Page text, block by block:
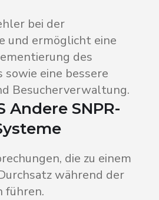
bei der
und ermöglicht eine
des
sowie eine bessere
Besucherverwaltung.
Andere SNPR-
die zu einem
während der
führen.